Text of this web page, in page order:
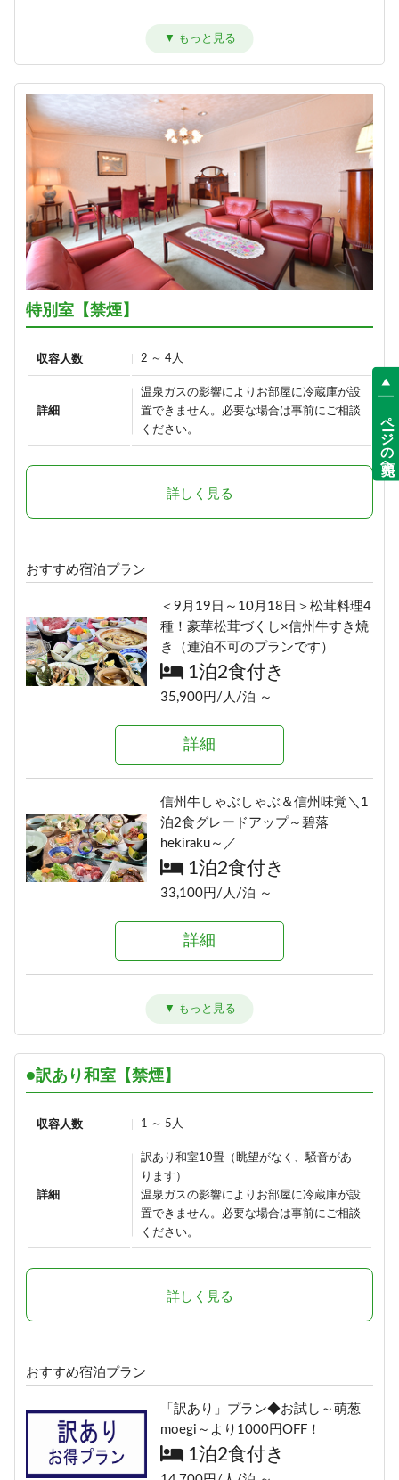
12,000円/人/泊 ～
詳細
泊まれる ≪1泊2食ＥＣＯプラン≫
1泊2食付き
詳細
【早割60】60日前の予約で、通常
価格より1,000円OFF♪＜お日にち
限定＞
1泊2食付き
17,900円/人/泊 ～
詳細
【早割30】30日前の予約で、通常
価格より500円OFF♪＜お日にち限
定＞
選べる！地酒三種飲みくらべ【利
き酒セット付き】1泊2食プラン
1泊2食付き
19,900円/人/泊 ～
詳細
≪1泊朝食付きプラン≫自由気まま
にレイトチェックインOK♪
朝食のみ
14,500円/人/泊 ～
詳細
≪素泊りプラン≫23時までチェッ
クインOK！
13,000円/人/泊 ～
詳細
hekiraku～／
1泊2食付き
20,100円/人/泊 ～
詳細
ひすい色の温泉の熊の湯＼1泊2食
お試しプラン～萌葱moegi～／
1泊2食付き
15,700円/人/泊 ～
「りんごで育った信州牛」だけを
使った≪1泊2食最高級肉肉プラン
1泊2食付き
24,290円/人/泊 ～
ボリューム満点！変な肉プラン“肉
肉魚！？好きな料理を選べる”（連
泊不可のプランです）
1泊2食付き
詳細
信州の恵み！旨味たっぷりきのこ
料理《熊の湯信州茸づくしプラ
ン》
1泊2食付き
詳細
泊まれる ≪1泊2食ＥＣＯプラン≫
1泊2食付き
16,900円/人/泊 ～
【早割60】60日前の予約で、通常
価格より1,000円OFF♪＜お日にち
限定＞
1泊2食付き
詳細
定＞
1泊2食付き
17,400円/人/泊 ～
特別室【禁煙】
収容人数 2 ～ 4人
詳細
温泉ガスの影響によりお部屋に冷蔵庫が設
置できません。必要な場合は事前にご相談
ください。
詳しく見る
おすすめ宿泊プラン
＜9月19日～10月18日＞松茸料理4
種！豪華松茸づくし×信州牛すき焼
き（連泊不可のプランです）
1泊2食付き
35,900円/人/泊 ～
詳細
信州牛しゃぶしゃぶ＆信州味覚＼1
泊2食グレードアップ～碧落
hekiraku～／
1泊2食付き
33,100円/人/泊 ～
詳細
≫（連泊不可のプランです）
37,290円/人/泊 ～
1日1組限定＼ロイヤルルーム／４
つの特典付き特別室プラン
1泊2食付き
●訳あり和室【禁煙】
収容人数 1 ～ 5人
詳細
訳あり和室10畳（眺望がなく、騒音があ
ります）
温泉ガスの影響によりお部屋に冷蔵庫が設
置できません。必要な場合は事前にご相談
ください。
詳しく見る
おすすめ宿泊プラン
「訳あり」プラン◆お試し～萌葱
moegi～より1000円OFF！
1泊2食付き
ページの先頭へ